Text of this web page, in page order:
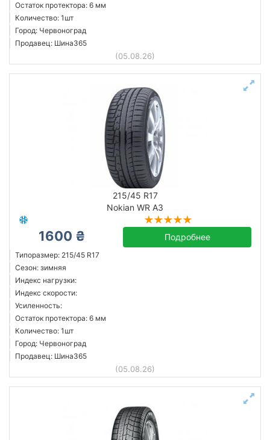
Остаток протектора: 6 мм
Количество: 1шт
Город: Червоноград
Продавец: Шина365
(05.08.26)
215/45 R17
Nokian WR A3
1600 ₴ Подробнее
Типоразмер: 215/45 R17
Сезон: зимняя
Индекс нагрузки:
Индекс скорости:
Усиленность:
Остаток протектора: 6 мм
Количество: 1шт
Город: Червоноград
Продавец: Шина365
(05.08.26)